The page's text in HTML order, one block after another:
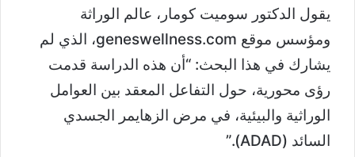
يقول الدكتور سوميت كومار، عالم الوراثة
ومؤسس موقع geneswellness.com، الذي لم
يشارك في هذا البحث: “أن هذه الدراسة قدمت
رؤى محورية، حول التفاعل المعقد بين العوامل
الوراثية والبيئية، في مرض الزهايمر الجسدي
السائد (ADAD).”